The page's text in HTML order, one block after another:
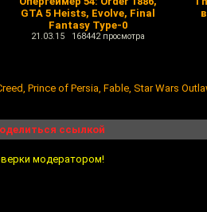
GTA 5 Heists, Evolve, Final
Fantasy Type-0
21.03.15 168442 просмотра
Prince of Persia, Fable, Star Wars
ссылкой
модератором!